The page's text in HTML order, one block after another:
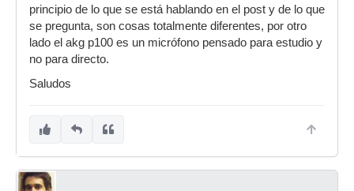
principio de lo que se está hablando en el post y de lo que
se pregunta, son cosas totalmente diferentes, por otro
lado el akg p100 es un micrófono pensado para estudio y
no para directo.
Saludos